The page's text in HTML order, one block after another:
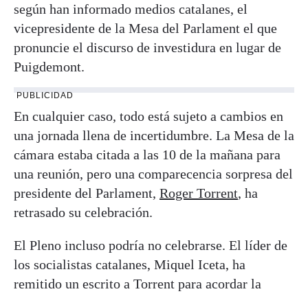
según han informado medios catalanes, el
vicepresidente de la Mesa del Parlament el que
pronuncie el discurso de investidura en lugar de
Puigdemont.
PUBLICIDAD
En cualquier caso, todo está sujeto a cambios en
una jornada llena de incertidumbre. La Mesa de la
cámara estaba citada a las 10 de la mañana para
una reunión, pero una comparecencia sorpresa del
presidente del Parlament, Roger Torrent, ha
retrasado su celebración.
El Pleno incluso podría no celebrarse. El líder de
los socialistas catalanes, Miquel Iceta, ha
remitido un escrito a Torrent para acordar la